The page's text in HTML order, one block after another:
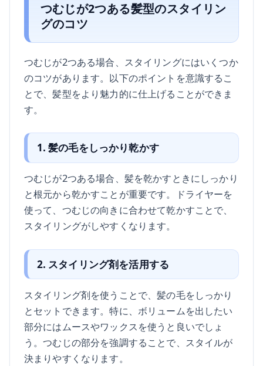
つむじが2つある髪型のスタイリン
グのコツ
つむじが2つある場合、スタイリングにはいくつか
のコツがあります。以下のポイントを意識するこ
とで、髪型をより魅力的に仕上げることができま
す。
1. 髪の毛をしっかり乾かす
つむじが2つある場合、髪を乾かすときにしっかり
と根元から乾かすことが重要です。ドライヤーを
使って、つむじの向きに合わせて乾かすことで、
スタイリングがしやすくなります。
2. スタイリング剤を活用する
スタイリング剤を使うことで、髪の毛をしっかり
とセットできます。特に、ボリュームを出したい
部分にはムースやワックスを使うと良いでしょ
う。つむじの部分を強調することで、スタイルが
決まりやすくなります。